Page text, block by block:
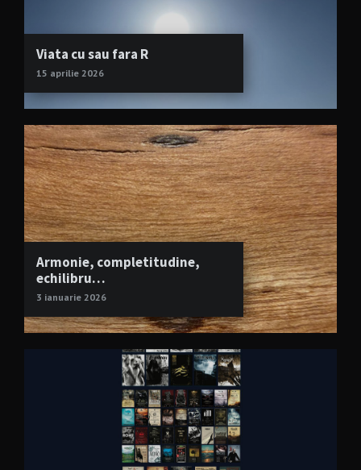
Viata cu sau fara R
15 aprilie 2026
Armonie, completitudine,
echilibru…
3 ianuarie 2026